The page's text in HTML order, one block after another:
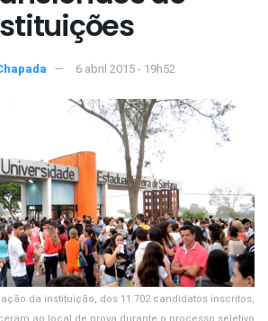
6 abril 2015 - 19h52
da instituição, dos 11.702 candidatos inscritos,